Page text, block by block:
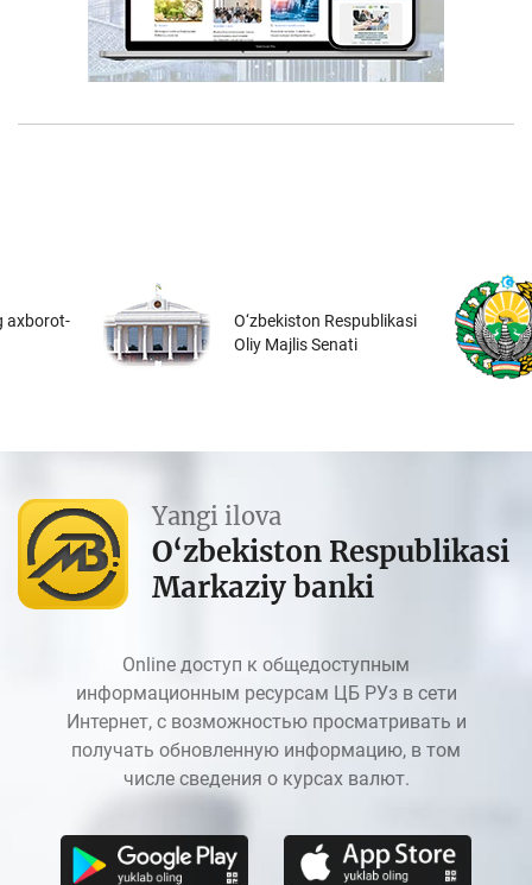
axborot-
O‘zbekiston Respublikasi
Oliy Majlis Senati
Yangi ilova
O‘zbekiston Respublikasi
Markaziy banki
Online доступ к общедоступным
информационным ресурсам ЦБ РУз в сети
Интернет, с возможностью просматривать и
получать обновленную информацию, в том
числе сведения о курсах валют.